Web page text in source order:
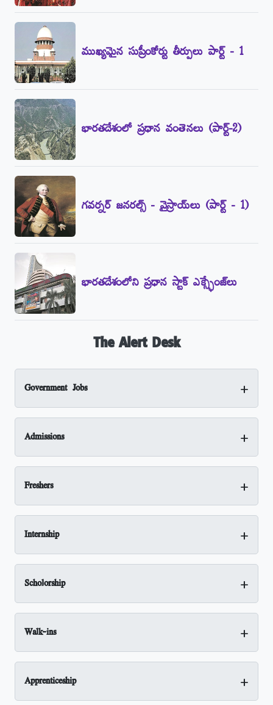
ముఖ్యమైన సుప్రీంకోర్టు తీర్పులు పార్ట్‌ - 1
భారతదేశంలో ప్రధాన వంతెనలు (పార్ట్‌-2)
గవర్నర్‌ జనరల్స్‌ - వైస్రాయ్‌లు (పార్ట్‌ - 1)
భారతదేశంలోని ప్రధాన స్టాక్‌ ఎక్స్ఛేంజ్‌లు
The Alert Desk
Government Jobs +
Admissions +
Freshers +
Internship +
Scholorship +
Walk-ins +
Apprenticeship +